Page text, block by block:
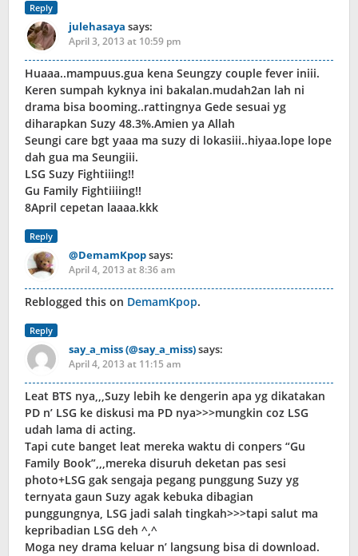
Reply
julehasaya says:
April 3, 2013 at 10:59 pm
Huaaa..mampuus.gua kena Seungzy couple fever iniii.
Keren sumpah kyknya ini bakalan.mudah2an lah ni
drama bisa booming..rattingnya Gede sesuai yg
diharapkan Suzy 48.3%.Amien ya Allah
Seungi care bgt yaaa ma suzy di lokasiii..hiyaa.lope lope
dah gua ma Seungiii.
LSG Suzy Fightiiing!!
Gu Family Fightiiiing!!
8April cepetan laaaa.kkk
Reply
@DemamKpopsays:
April 4, 2013 at 8:36 am
Reblogged this on DemamKpop.
Reply
say_a_miss (@say_a_miss)says:
April 4, 2013 at 11:15 am
Leat BTS nya,,,Suzy lebih ke dengerin apa yg dikatakan
PD n’ LSG ke diskusi ma PD nya>>>mungkin coz LSG
udah lama di acting.
Tapi cute banget leat mereka waktu di conpers “Gu
Family Book”,,,mereka disuruh deketan pas sesi
photo+LSG gak sengaja pegang punggung Suzy yg
ternyata gaun Suzy agak kebuka dibagian
punggungnya, LSG jadi salah tingkah>>>tapi salut ma
kepribadian LSG deh ^,^
Moga ney drama keluar n’ langsung bisa di download.